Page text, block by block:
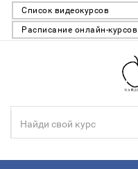
Список видеокурсов
Расписание онлайн-курсов